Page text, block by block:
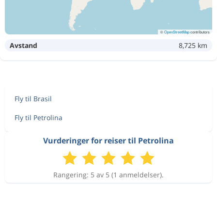
©OpenStreetMapcontributors
Avstand 8,725 km
Fly til Brasil
Fly til Petrolina
Vurderinger for reiser til Petrolina
Rangering: 5 av 5 (1 anmeldelser).